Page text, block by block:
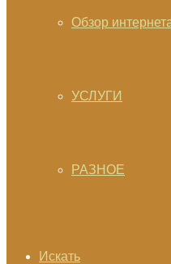
Обзор
УСЛУГИ
РАЗНОЕ
Искать